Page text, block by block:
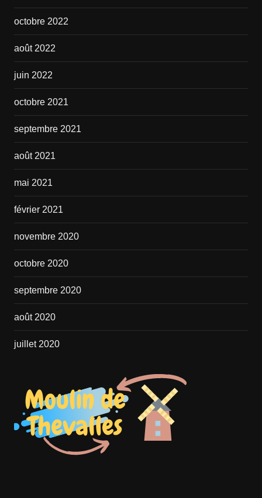
octobre 2022
août 2022
juin 2022
octobre 2021
septembre 2021
août 2021
mai 2021
février 2021
novembre 2020
octobre 2020
septembre 2020
août 2020
juillet 2020